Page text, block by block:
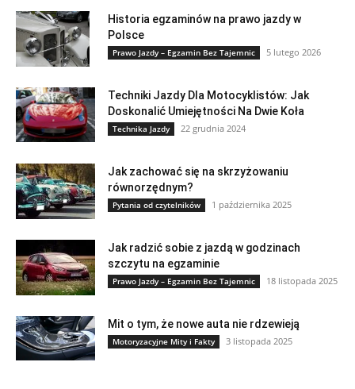
Historia egzaminów na prawo jazdy w
Polsce
Prawo Jazdy – Egzamin Bez Tajemnic 5 lutego 2026
Techniki Jazdy Dla Motocyklistów: Jak
Doskonalić Umiejętności Na Dwie Koła
Technika Jazdy 22 grudnia 2024
Jak zachować się na skrzyżowaniu
równorzędnym?
Pytania od czytelników 1 października 2025
Jak radzić sobie z jazdą w godzinach
szczytu na egzaminie
Prawo Jazdy – Egzamin Bez Tajemnic 18 listopada 2025
Mit o tym, że nowe auta nie rdzewieją
Motoryzacyjne Mity i Fakty 3 listopada 2025